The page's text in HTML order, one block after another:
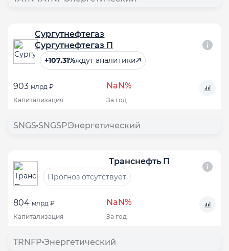
Сургутнефтегаз
Сургутнефтегаз П
+107.31%ждут аналитики
903 млрд ₽ NaN%
Капитализация За год
SNGS SNGSPЭнергетический
Транснефть П
Прогноз отсутствует
804 млрд ₽ NaN%
Капитализация За год
TRNFP Энергетический